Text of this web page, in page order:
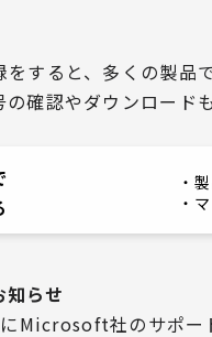
すると、多くの製品
確認やダウンロードも
・
・
らせ
社のサポー